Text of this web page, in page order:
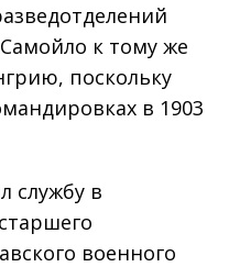
к тому же
поскольку
в 1903
службу в
военного